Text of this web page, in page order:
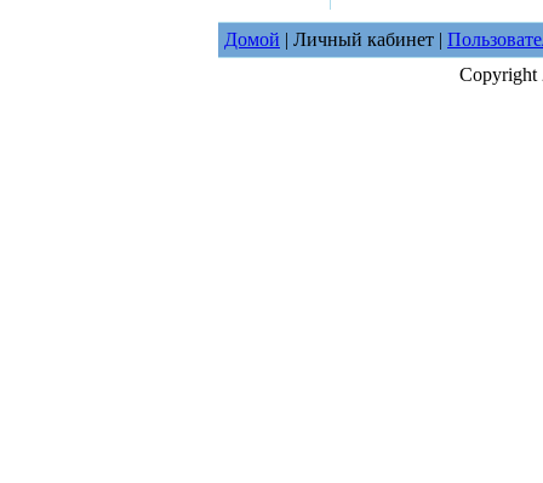
Домой | Личный кабинет |
Copyright